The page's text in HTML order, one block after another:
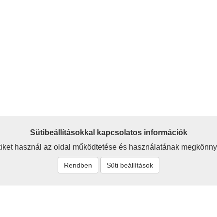
Sütibeállításokkal kapcsolatos információk
használ az oldal működtetése és használatának
Rendben Süti beállítások